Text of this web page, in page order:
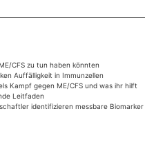
CFS zu tun haben könnten
Auffälligkeit in Immunzellen
Kampf gegen ME/CFS und was ihr hilft
Leitfaden
identifizieren messbare Biomarker